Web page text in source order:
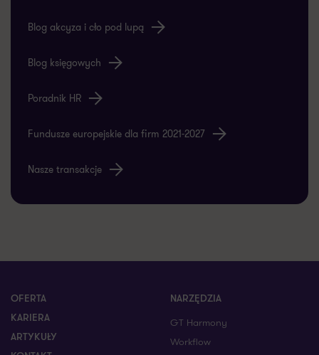
Blog akcyza i cło pod lupą
Blog księgowych
Poradnik HR
Fundusze europejskie dla firm 2021-2027
Nasze transakcje
OFERTA
KARIERA
ARTYKUŁY
NARZĘDZIA
GT Harmony
Workflow